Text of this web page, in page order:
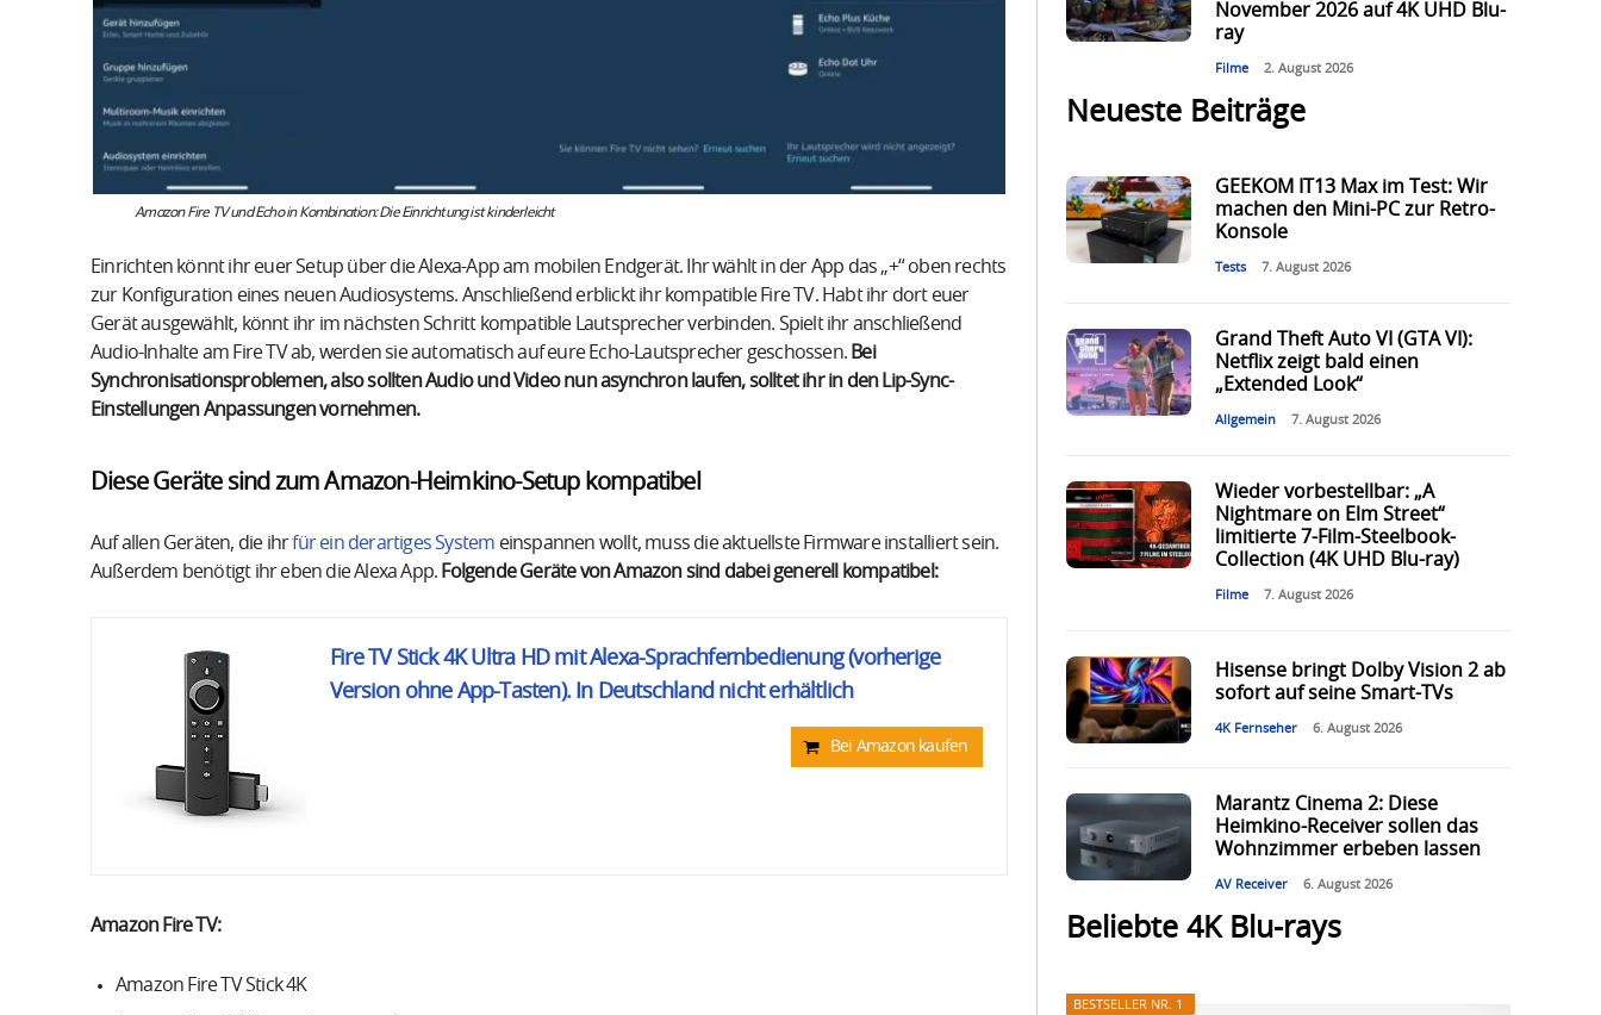
Amazon Fire TV und Echo in Kombination: Die Einrichtung ist kinderleicht
Einrichten könnt ihr euer Setup über die Alexa-App am mobilen Endgerät. Ihr wählt in der App das „+“ oben rechts
zur Konfiguration eines neuen Audiosystems. Anschließend erblickt ihr kompatible Fire TV. Habt ihr dort euer
Gerät ausgewählt, könnt ihr im nächsten Schritt kompatible Lautsprecher verbinden. Spielt ihr anschließend
Audio-Inhalte am Fire TV ab, werden sie automatisch auf eure Echo-Lautsprecher geschossen. Bei
Synchronisationsproblemen, also sollten Audio und Video nun asynchron laufen, solltet ihr in den Lip-Sync-
Einstellungen Anpassungen vornehmen.
Diese Geräte sind zum Amazon-Heimkino-Setup kompatibel
Auf allen Geräten, die ihrfür ein derartiges System einspannen wollt, muss die aktuellste Firmware installiert sein.
Außerdem benötigt ihr eben die Alexa App. Folgende Geräte von Amazon sind dabei generell kompatibel:
Fire TV Stick 4K Ultra HD mit Alexa-Sprachfernbedienung (vorherige
Version ohne App-Tasten). In Deutschland nicht erhältlich
Bei Amazon kaufen
Amazon Fire TV:
Amazon Fire TV Stick 4K
November 2026 auf 4K UHD Blu-
ray
Filme 2. August 2026
Neueste Beiträge
GEEKOM IT13 Max im Test: Wir
machen den Mini-PC zur Retro-
Konsole
Tests 7. August 2026
Grand Theft Auto VI (GTA VI):
Netflix zeigt bald einen
„Extended Look“
Allgemein 7. August 2026
Wieder vorbestellbar: „A
Nightmare on Elm Street“
limitierte 7-Film-Steelbook-
Collection (4K UHD Blu-ray)
Filme 7. August 2026
Hisense bringt Dolby Vision 2 ab
sofort auf seine Smart-TVs
4K Fernseher 6. August 2026
Marantz Cinema 2: Diese
Heimkino-Receiver sollen das
Wohnzimmer erbeben lassen
AV Receiver 6. August 2026
Beliebte 4K Blu-rays
BESTSELLER NR. 1